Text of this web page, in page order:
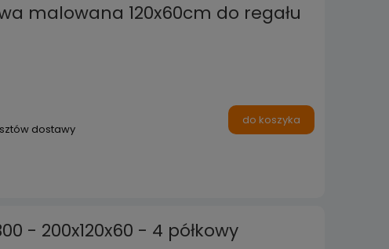
malowana 120x60cm do regału
dostawy
do koszyka
- 200x120x60 - 4 półkowy